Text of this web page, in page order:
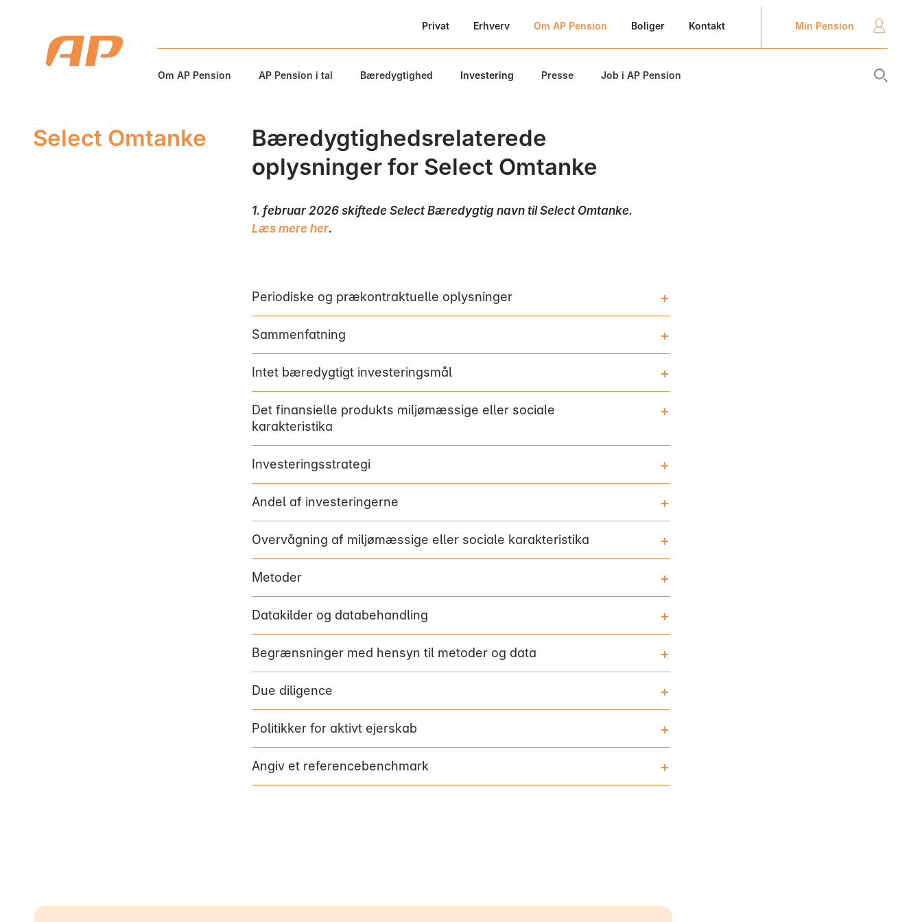
Min Pension
Privat Erhverv Om AP Pension Boliger Kontakt
Om AP Pension AP Pension i tal Bæredygtighed Investering Presse Job i AP Pension
Select Omtanke
Bæredygtighedsrelaterede
oplysninger for Select Omtanke
1. februar 2026 skiftede Select Bæredygtig navn til Select Omtanke.
Læs mere her.
Periodiske og prækontraktuelle oplysninger
Sammenfatning
Intet bæredygtigt investeringsmål
Det finansielle produkts miljømæssige eller sociale
karakteristika
Investeringsstrategi
Andel af investeringerne
Overvågning af miljømæssige eller sociale karakteristika
Metoder
Datakilder og databehandling
Begrænsninger med hensyn til metoder og data
Due diligence
Politikker for aktivt ejerskab
Angiv et referencebenchmark